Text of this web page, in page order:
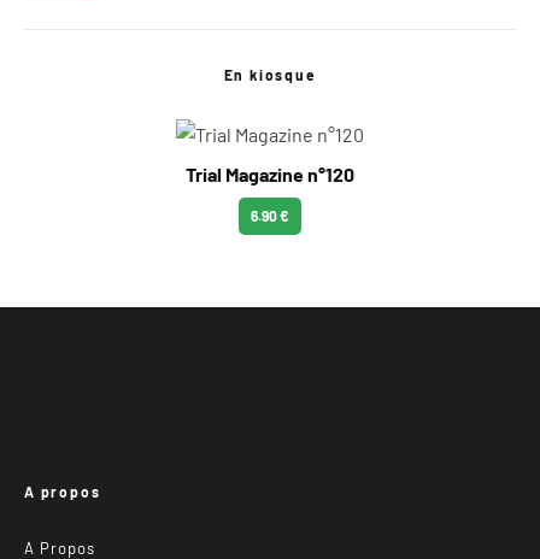
En kiosque
Trial Magazine n°120
6.90 €
A propos
A Propos